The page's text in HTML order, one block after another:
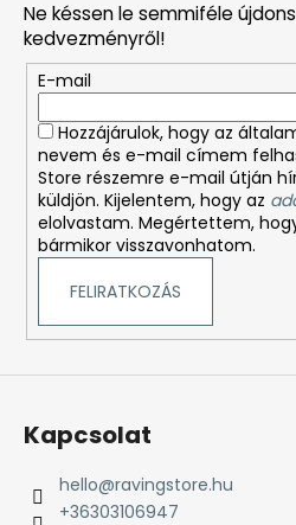
Ne késsen le semmiféle
kedvezményről!
E-mail
Hozzájárulok, hogy az
nevem és e-mail címem
Store részemre e-mail útján
küldjön. Kijelentem, hogy az
elolvastam. Megértettem,
bármikor visszavonhatom.
FELIRATKOZÁS
Kapcsolat
hello@ravingstore.hu
+36303106947